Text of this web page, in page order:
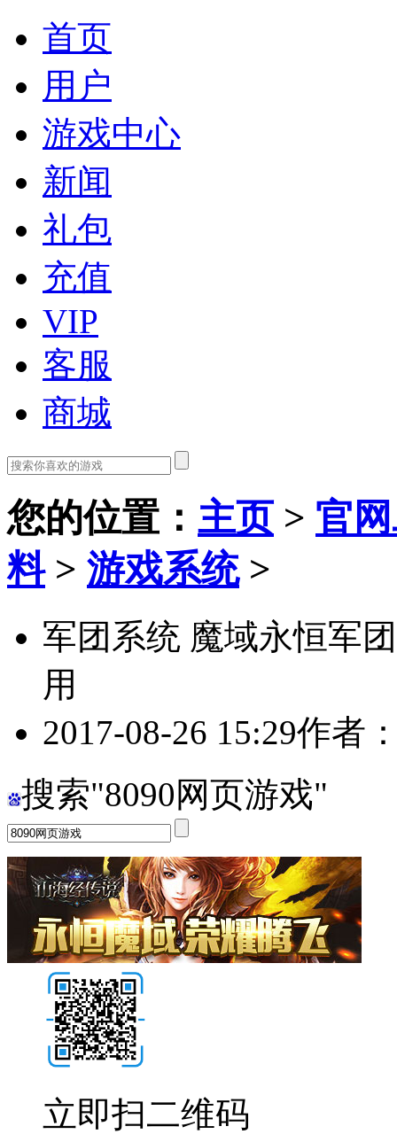
首页
用户
游戏中心
新闻
礼包
充值
VIP
客服
商城
您的位置 ： 主页> 官
料> 游戏系统>
军团系统 魔域永恒军
用
2017-08-26 15:29作者
搜索"8090网页游戏"
立即扫二维码